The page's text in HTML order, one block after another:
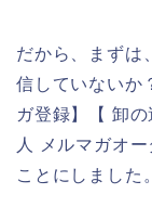
だから、まずは
信していないか
ガ登録】【 卸
人 メルマガオ
ことにしました。